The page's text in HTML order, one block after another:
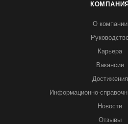
КОМПАНИЯ
О компании
Карьера
Вакансии
Достижения
Информационно-
Новости
Отзывы